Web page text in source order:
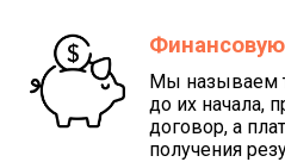
Мы называем
до их начала,
договор, а
получения